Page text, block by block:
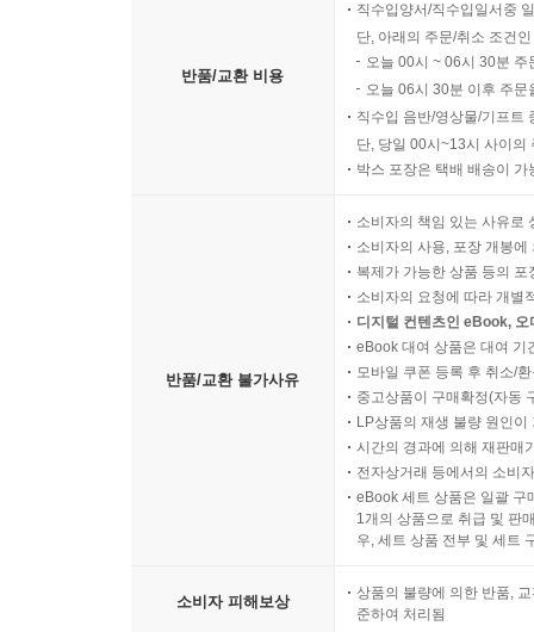
반품/교환 비용
직수입양서/직수입일서중
단, 아래의 주문/취소 조건
오늘 00시 ~ 06시 30분
오늘 06시 30분 이후 주
직수입 음반/영상물/기프트
단, 당일 00시~13시 사이의
박스 포장은 택배 배송이
반품/교환 불가사유
소비자의 책임 있는 사유로
소비자의 사용, 포장 개봉
복제가 가능한 상품 등의
소비자의 요청에 따라 개별
디지털 컨텐츠인 eBook,
eBook 대여 상품은 대여 기
모바일 쿠폰 등록 후 취소/
중고상품이 구매확정(자동
LP상품의 재생 불량 원인
시간의 경과에 의해 재판매
전자상거래 등에서의 소비
eBook 세트 상품은 일괄 구
1개의 상품으로 취급 및 판
우, 세트 상품 전부 및 세트
소비자 피해보상
상품의 불량에 의한 반품,
준하여 처리됨